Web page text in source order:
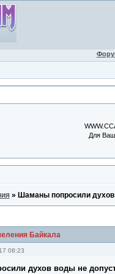
Для
» Шаманы попросили
Байкала
08:23
духов воды не